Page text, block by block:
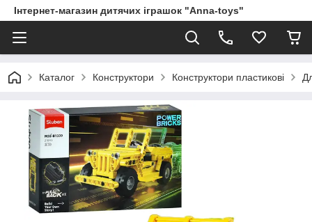
Інтернет-магазин дитячих іграшок "Anna-toys"
Каталог Конструктори Конструктори пластикові